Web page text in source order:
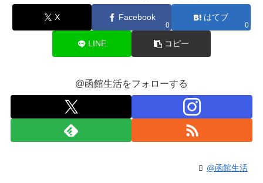
X Facebook
0
はてブ
0
LINE コピー
@函館生活をフォローする
@函館生活